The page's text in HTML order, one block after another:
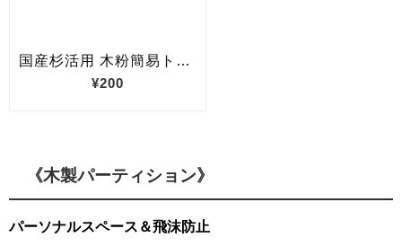
《木製パーティション》
パーソナルスペース＆飛沫防止